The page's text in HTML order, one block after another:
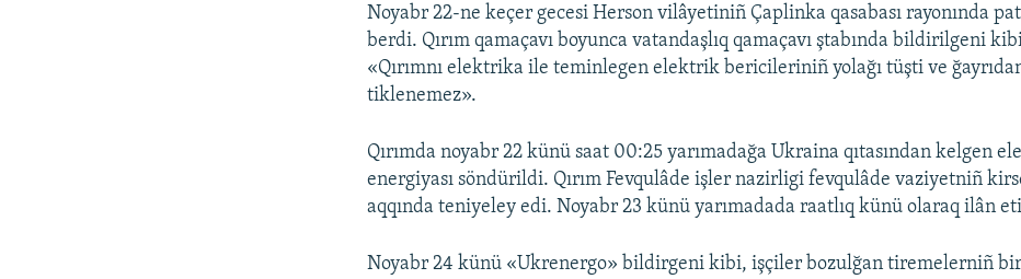
Noyabr 22-ne keçer gecesi Herson vilâyetiniñ Çaplinka qasabası rayonında
berdi. Qırım qamaçavı boyunca vatandaşlıq qamaçavı ştabında bildirilgeni
«Qırımnı elektrika ile teminlegen elektrik bericileriniñ yolağı tüşti ve
tiklenemez».
Qırımda noyabr 22 künü saat 00:25 yarımadağa Ukraina qıtasından kelgen
energiyası söndürildi. Qırım Fevqulâde işler nazirligi fevqulâde vaziyetniñ
aqqında teniyeley edi. Noyabr 23 künü yarımadada raatlıq künü olaraq ilân
Noyabr 24 künü «Ukrenergo» bildirgeni kibi, işçiler bozulğan tiremelerniñ